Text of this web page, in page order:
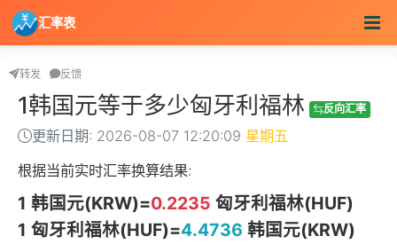
汇率表
转发 反馈
1韩国元等于多少匈牙利福林 反向汇率
更新日期: 2026-08-07 12:20:09 星期五
根据当前实时汇率换算结果:
1 韩国元(KRW)=0.2235 匈牙利福林(HUF)
1 匈牙利福林(HUF)=4.4736 韩国元(KRW)